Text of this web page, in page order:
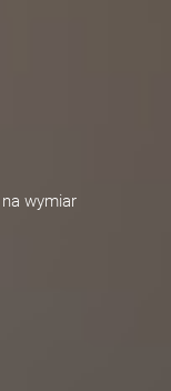
na wymiar